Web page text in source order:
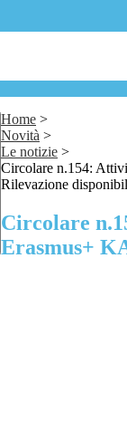
Home >
Novità >
Le notizie >
Circolare n.154:
Rilevazione
Circolare
Erasmus+